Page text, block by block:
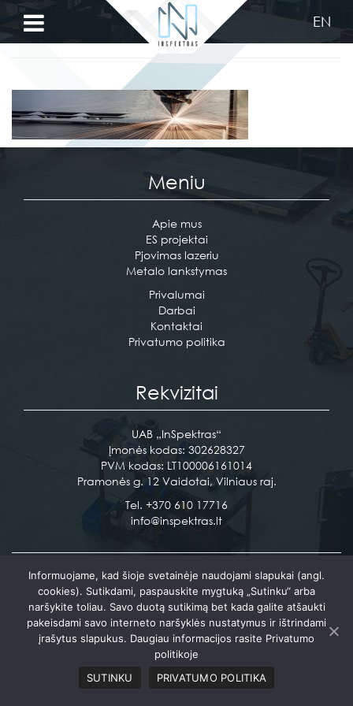
Privalumai
Pjovimas
lazeriu
lankstymas
EN
pjovimas
Meniu
Apie mus
ES projektai
Pjovimas lazeriu
Metalo lankstymas
Privalumai
Darbai
Kontaktai
Privatumo politika
Rekvizitai
UAB „InSpektras“
Įmonės kodas: 302628327
PVM kodas: LT100006161014
Pramonės g. 12 Vaidotai, Vilniaus raj.
Tel. +370 610 17716
info@inspektras.lt
Sukurta:PictureIdeas
© Visos teisės saugomos UAB “Inspektras” +370 610 17716
Informuojame, kad šioje svetainėje naudojami slapukai (angl.
cookies). Sutikdami, paspauskite mygtuką „Sutinku“ arba
naršykite toliau. Savo duotą sutikimą bet kada galite atšaukti
pakeisdami savo interneto naršyklės nustatymus ir ištrindami
įrašytus slapukus. Daugiau informacijos rasite Privatumo
politikoje
SUTINKU
PRIVATUMO POLITIKA